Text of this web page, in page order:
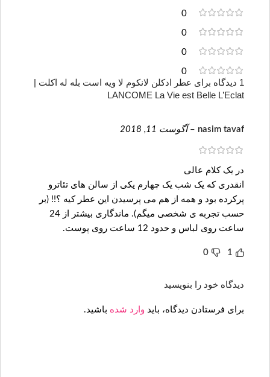
0
0
0
0
1 دیدگاه برای
عطر ادکلن لانکوم لا ویه است بله له اکلت |
LANCOME La Vie est Belle L’Eclat
nasim tavaf
– آگوست 11, 2018
در یک کلام عالی
انقدری که یک شب یک چهارم یکی از سالن های تئاترو
پرکرده بود و همه از هم می پرسیدن این عطر کیه ؟!! (بر
حسب تجربه ی شخصی میگم). ماندگاری بیشتر از 24
ساعت روی لباس و حدود 12 ساعت روی پوست.
1
0
دیدگاه خود را بنویسید
برای فرستادن دیدگاه، باید وارد شده باشید.